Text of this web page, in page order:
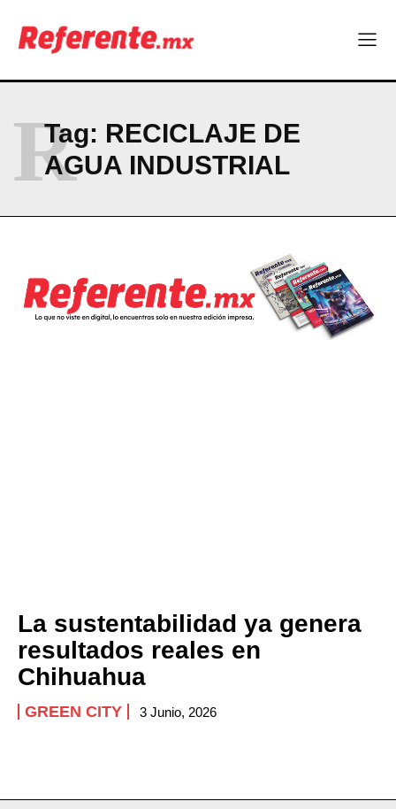
Más escuelas renovadas: fortalecen espacios para el regreso
a clases
Company
ABOUT
PRIVACY POLICY
NEWSLETTER
Tag: RECICLAJE DE
AGUA INDUSTRIAL
R
La sustentabilidad ya genera
resultados reales en
Chihuahua
GREEN CITY 3 Junio, 2026